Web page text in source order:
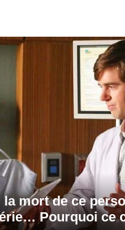
mort de ce
Pourquoi ce